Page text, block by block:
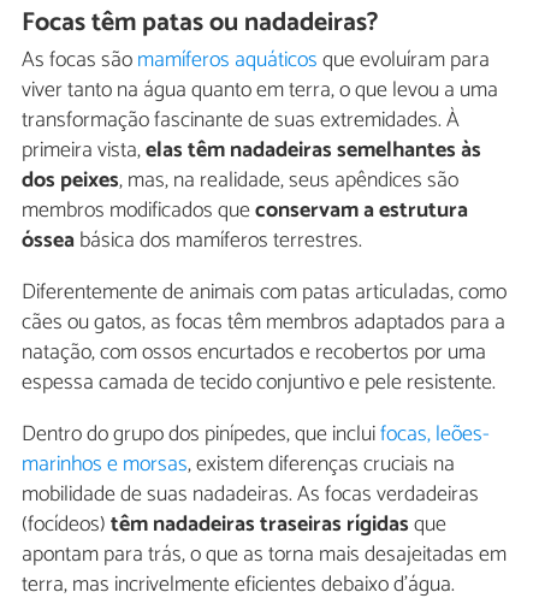
Focas têm patas ou nadadeiras?
As focas sãomamíferos aquáticosque evoluíram para
viver tanto na água quanto em terra, o que levou a uma
transformação fascinante de suas extremidades. À
primeira vista,elas têm nadadeiras semelhantes às
dos peixes, mas, na realidade, seus apêndices são
membros modificados queconservam a estrutura
ósseabásica dos mamíferos terrestres.
Diferentemente de animais com patas articuladas, como
cães ou gatos, as focas têm membros adaptados para a
natação, com ossos encurtados e recobertos por uma
espessa camada de tecido conjuntivo e pele resistente.
Dentro do grupo dos pinípedes, que incluifocas, leões-
marinhos e morsas, existem diferenças cruciais na
mobilidade de suas nadadeiras. As focas verdadeiras
(focídeos)têm nadadeiras traseiras rígidasque
apontam para trás, o que as torna mais desajeitadas em
terra, mas incrivelmente eficientes debaixo d'água.